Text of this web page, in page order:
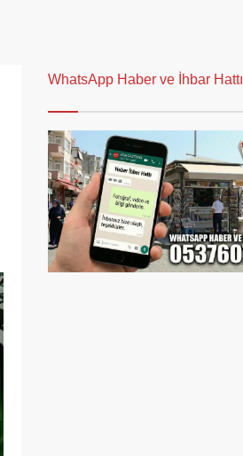
WhatsApp Haber ve İhbar Hattı